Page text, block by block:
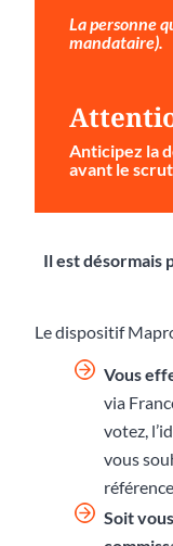
La personne
mandataire).
Anticipez la
avant le
Il est désormais
Le dispositif
Vous
via
votez,
vous
Soit